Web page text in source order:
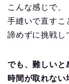
こんな感じで、
手縫いで直すこ
諦めずに挑戦し
でも、難しいと
時間が取れない